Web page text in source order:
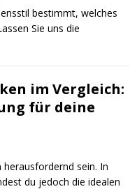
bestimmt, welches
Sie uns die
im Vergleich:
für deine
sein. In
du jedoch die idealen